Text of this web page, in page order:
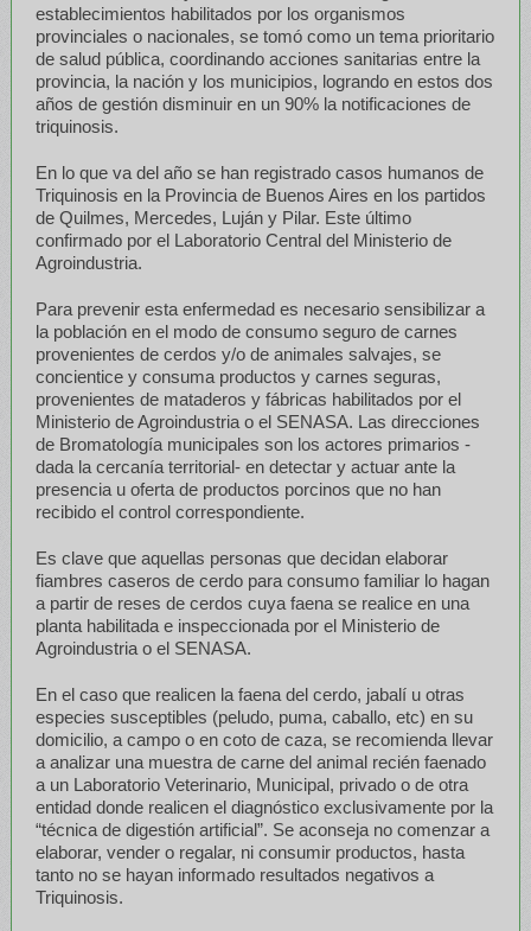
establecimientos habilitados por los organismos
provinciales o nacionales, se tomó como un tema prioritario
de salud pública, coordinando acciones sanitarias entre la
provincia, la nación y los municipios, logrando en estos dos
años de gestión disminuir en un 90% la notificaciones de
triquinosis.
En lo que va del año se han registrado casos humanos de
Triquinosis en la Provincia de Buenos Aires en los partidos
de Quilmes, Mercedes, Luján y Pilar. Este último
confirmado por el Laboratorio Central del Ministerio de
Agroindustria.
Para prevenir esta enfermedad es necesario sensibilizar a
la población en el modo de consumo seguro de carnes
provenientes de cerdos y/o de animales salvajes, se
concientice y consuma productos y carnes seguras,
provenientes de mataderos y fábricas habilitados por el
Ministerio de Agroindustria o el SENASA. Las direcciones
de Bromatología municipales son los actores primarios -
dada la cercanía territorial- en detectar y actuar ante la
presencia u oferta de productos porcinos que no han
recibido el control correspondiente.
Es clave que aquellas personas que decidan elaborar
fiambres caseros de cerdo para consumo familiar lo hagan
a partir de reses de cerdos cuya faena se realice en una
planta habilitada e inspeccionada por el Ministerio de
Agroindustria o el SENASA.
En el caso que realicen la faena del cerdo, jabalí u otras
especies susceptibles (peludo, puma, caballo, etc) en su
domicilio, a campo o en coto de caza, se recomienda llevar
a analizar una muestra de carne del animal recién faenado
a un Laboratorio Veterinario, Municipal, privado o de otra
entidad donde realicen el diagnóstico exclusivamente por la
“técnica de digestión artificial”. Se aconseja no comenzar a
elaborar, vender o regalar, ni consumir productos, hasta
tanto no se hayan informado resultados negativos a
Triquinosis.